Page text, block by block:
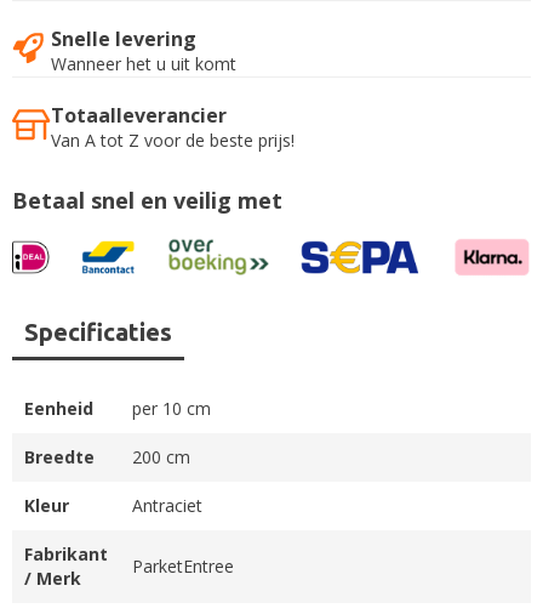
Snelle levering
Wanneer het u uit komt
Totaalleverancier
Van A tot Z voor de beste prijs!
Betaal snel en veilig met
Specificaties
Eenheid per 10 cm
Breedte 200 cm
Kleur Antraciet
Fabrikant
/ Merk
ParketEntree